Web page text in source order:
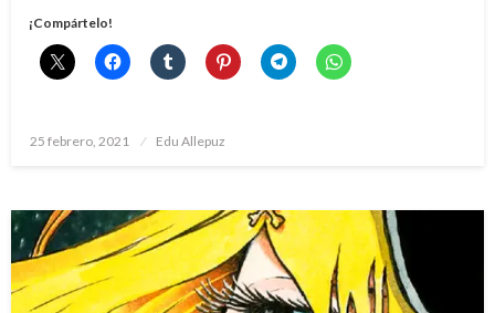
¡Compártelo!
Publicado
25 febrero, 2021 Edu Allepuz